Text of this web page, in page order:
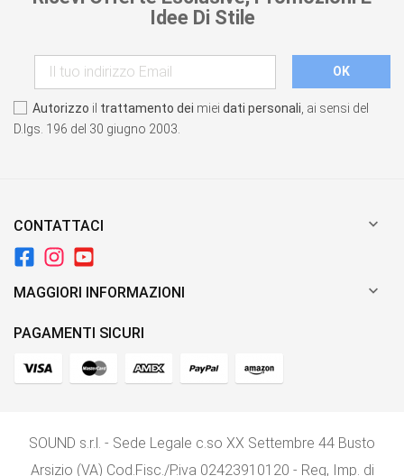
Idee Di Stile
Autorizzo il trattamento dei miei dati personali , ai sensi del
D.lgs. 196 del 30 giugno 2003.
CONTATTACI 
MAGGIORI INFORMAZIONI 
PAGAMENTI SICURI
SOUND s.r.l. - Sede Legale c.so XX Settembre 44 Busto
Arsizio (VA) Cod.Fisc./P.iva 02423910120 - Reg, Imp. di